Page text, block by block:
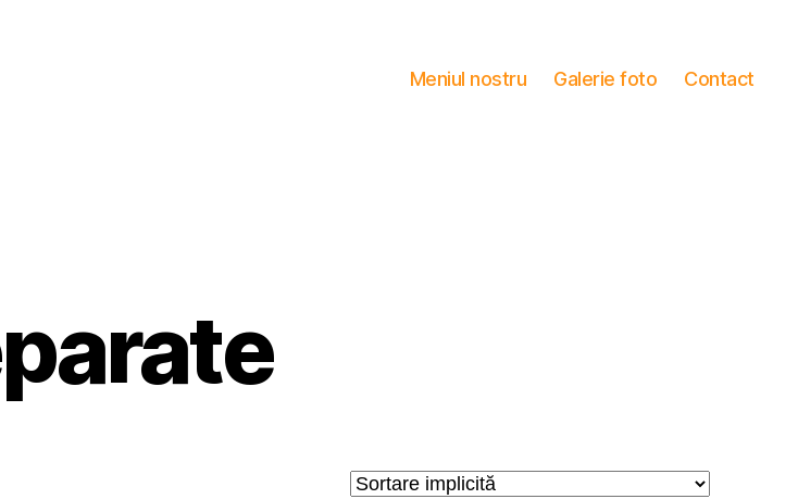
Meniul nostru Galerie foto Contact